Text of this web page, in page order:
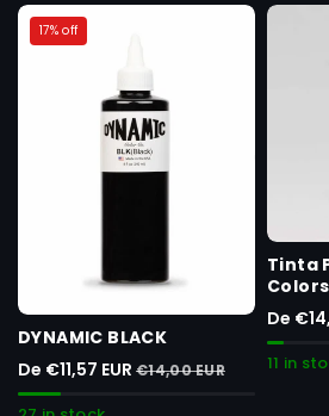
17% off
DYNAMIC BLACK
De €11,57 EUR €14,00 EUR
Tinta
De
11 in